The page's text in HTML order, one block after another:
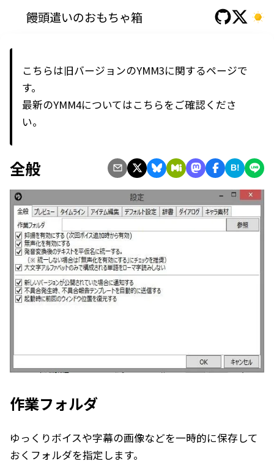
饅頭遣いのおもちゃ箱
こちらは旧バージョンのYMM3に関するページで
す。
最新のYMM4についてはこちらをご確認くださ
い。
全般 B!
作業フォルダ
ゆっくりボイスや字幕の画像などを一時的に保存して
おくフォルダを指定します。